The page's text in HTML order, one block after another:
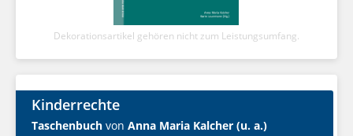
Dekorationsartikel gehören nicht zum Leistungsumfang.
Kinderrechte
Taschenbuch von Anna Maria Kalcher (u. a.)